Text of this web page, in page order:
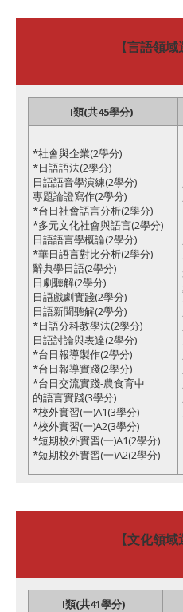
【言語領域
I類(共45學分)
*社會與企業(2學分)
*日語語法(2學分)
日語語音學演練(2學分)
專題論證寫作(2學分)
*台日社會語言分析(2學分)
*多元文化社會與語言(2學分)
日語語言學概論(2學分)
*華日語言對比分析(2學分)
辭典學日語(2學分)
日劇聽解(2學分)
日語戲劇實踐(2學分)
日語新聞聽解(2學分)
*日語分科教學法(2學分)
日語討論與表達(2學分)
*台日報導製作(2學分)
*台日報導實踐(2學分)
*台日交流實踐-農食育中
的語言實踐(3學分)
*校外實習(一)A1(3學分)
*校外實習(一)A2(3學分)
*短期校外實習(一)A1(2學分)
*短期校外實習(一)A2(2學分)
【文化領域
I類(共41學分)